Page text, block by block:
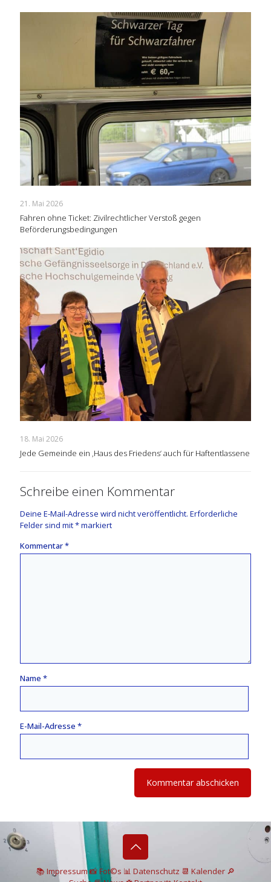
21. Mai 2026
Fahren ohne Ticket: Zivilrechtlicher Verstoß gegen
Beförderungsbedingungen
18. Mai 2026
Jede Gemeinde ein ‚Haus des Friedens‘ auch für Haftentlassene
Schreibe einen Kommentar
Deine E-Mail-Adresse wird nicht veröffentlicht. Erforderliche
Felder sind mit*markiert
Kommentar*
Name *
E-Mail-Adresse *
📚 Impressum📸Fot©s 📊 Datenschutz 📆 Kalender 🔎